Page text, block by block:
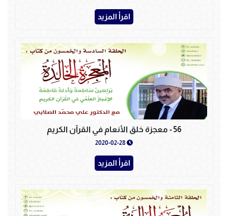
اقرأ المزيد
56 - معجزة خلق الأنعام في القرآن الكريم
اقرأ المزيد